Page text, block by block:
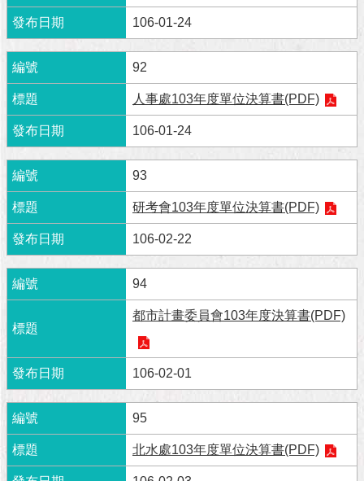
專
區
臺
北
旅
遊
政
府
網
站
資
開
放
告
隱
私
權
及
資
訊
106-01-24
92
人事處103年度單位決算書(PDF)
106-01-24
93
研考會103年度單位決算書(PDF)
106-02-22
94
都市計畫委員會103年度決算書(PDF)
106-02-01
95
北水處103年度單位決算書(PDF)